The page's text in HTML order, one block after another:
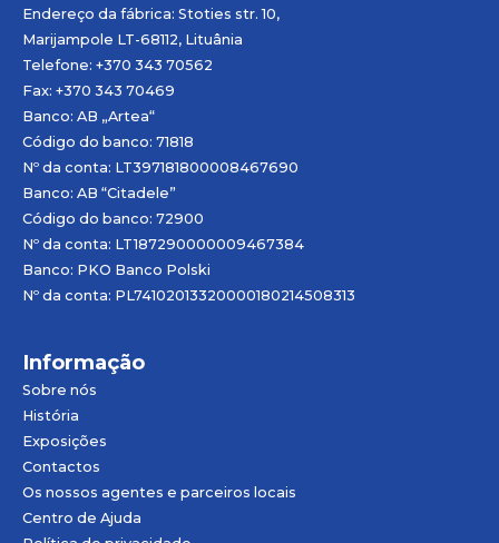
Endereço da fábrica: Stoties str. 10,
Marijampole LT-68112, Lituânia
Telefone: +370 343 70562
Fax: +370 343 70469
Banco: AB „Artea“
Código do banco: 71818
Nº da conta: LT397181800008467690
Banco: AB “Citadele”
Código do banco: 72900
Nº da conta: LT187290000009467384
Banco: PKO Banco Polski
Nº da conta: PL74102013320000180214508313
Informação
Sobre nós
História
Exposições
Contactos
Os nossos agentes e parceiros locais
Centro de Ajuda